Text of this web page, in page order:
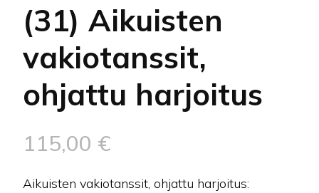
(31) Aikuisten
vakiotanssit,
ohjattu harjoitus
115,00 €
Aikuisten vakiotanssit, ohjattu harjoitus: